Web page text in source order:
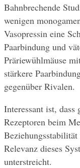
Bahnbrechende
wenigen
Vasopressin eine
Paarbindung und
Präriewühlmäuse
stärkere
gegenüber Rivalen.
Interessant ist, dass
Rezeptoren beim
Relevanz dieses
unterstreicht.